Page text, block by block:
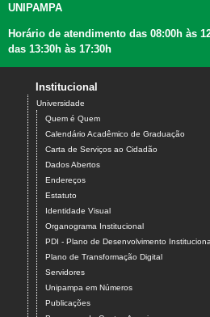
UNIPAMPA
Horário de atendimento das 08:00h às
das 13:30h às 17:30h
Institucional
Universidade
Quem é Quem
Calendário Acadêmico de Graduação
Carta de Serviços ao Cidadão
Dados Abertos
Endereços
Estatuto
Identidade Visual
Organograma Institucional
PDI - Plano de Desenvolvimento
Plano de Transformação Digital
Servidores
Unipampa em Números
Publicações